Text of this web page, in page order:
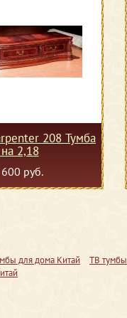
208 Тумба
2,18
руб.
для дома Китай ТВ тумбы